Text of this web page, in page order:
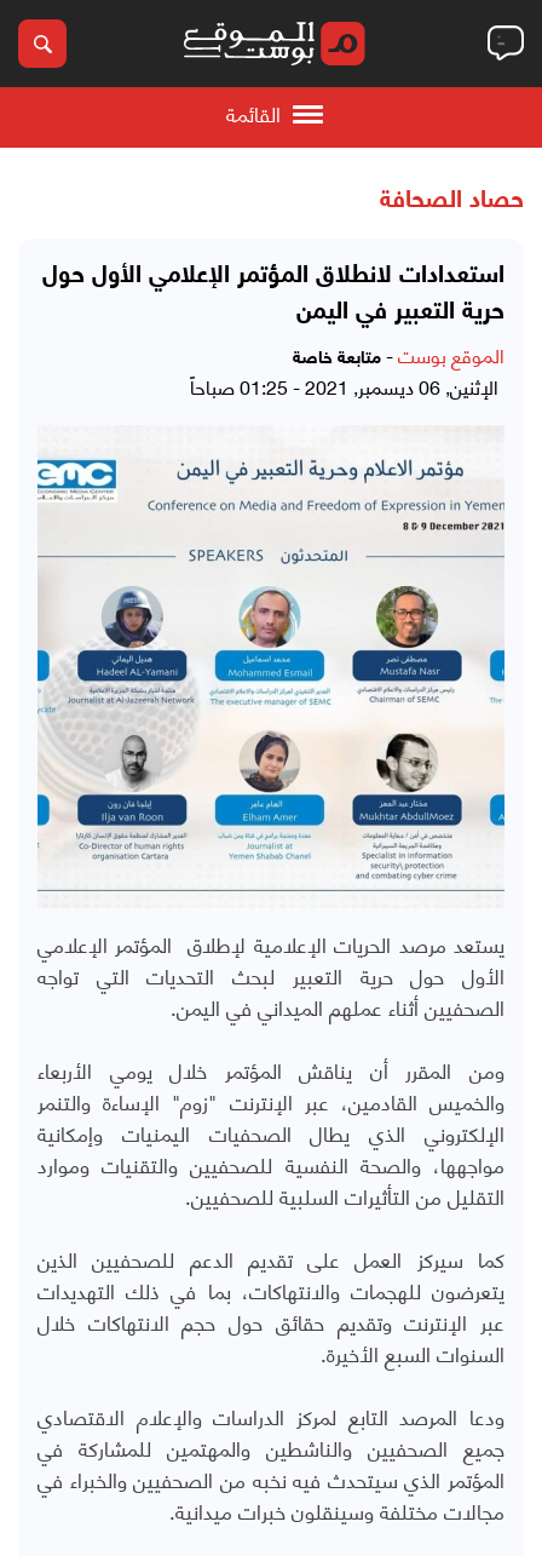
القائمة
حصاد الصحافة
استعدادات لانطلاق المؤتمر الإعلامي الأول حول
حرية التعبير في اليمن
الموقع بوست- متابعة خاصة
الإثنين, 06 ديسمبر, 2021 - 01:25 صباحاً
يستعد مرصد الحريات الإعلامية لإطلاق المؤتمر الإعلامي
الأول حول حرية التعبير لبحث التحديات التي تواجه
الصحفيين أثناء عملهم الميداني في اليمن.
ومن المقرر أن يناقش المؤتمر خلال يومي الأربعاء
والخميس القادمين، عبر الإنترنت "زوم" الإساءة والتنمر
الإلكتروني الذي يطال الصحفيات اليمنيات وإمكانية
مواجهها، والصحة النفسية للصحفيين والتقنيات وموارد
التقليل من التأثيرات السلبية للصحفيين.
كما سيركز العمل على تقديم الدعم للصحفيين الذين
يتعرضون للهجمات والانتهاكات، بما في ذلك التهديدات
عبر الإنترنت وتقديم حقائق حول حجم الانتهاكات خلال
السنوات السبع الأخيرة.
ودعا المرصد التابع لمركز الدراسات والإعلام الاقتصادي
جميع الصحفيين والناشطين والمهتمين للمشاركة في
المؤتمر الذي سيتحدث فيه نخبه من الصحفيين والخبراء في
مجالات مختلفة وسينقلون خبرات ميدانية.